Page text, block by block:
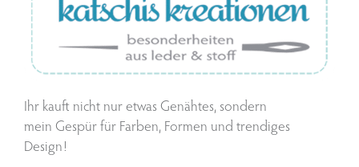
Ihr kauft nicht nur etwas Genähtes, sondern
mein Gespür für Farben, Formen und trendiges
Design!